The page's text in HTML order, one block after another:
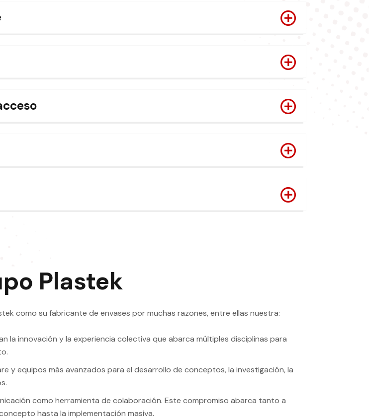
Plastek
como su fabricante de envases por muchas razones, entre ellas nuestra:
la innovación y la experiencia colectiva que abarca múltiples disciplinas para
y equipos más avanzados para el desarrollo de conceptos, la investigación, la
como herramienta de colaboración. Este compromiso abarca tanto a
hasta la implementación masiva.